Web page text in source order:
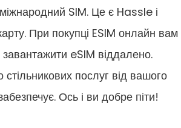
SIM. Це є Hassle і
При покупці ESIM онлайн вам
eSIM віддалено.
послуг від вашого
Ось і ви добре піти!